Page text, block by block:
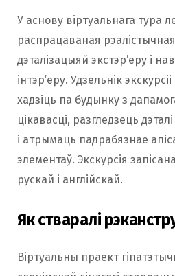
У аснову віртуальнага тура
распрацаваная рэалістычная
дэталізацыяй экстэр’еру і
інтэр’еру. Удзельнік
хадзіць па будынку з
цікавасці, разгледзець дэталі
і атрымаць падрабязнае
элементаў. Экскурсія
рускай і англійскай.
Як стваралі
Віртуальны праект